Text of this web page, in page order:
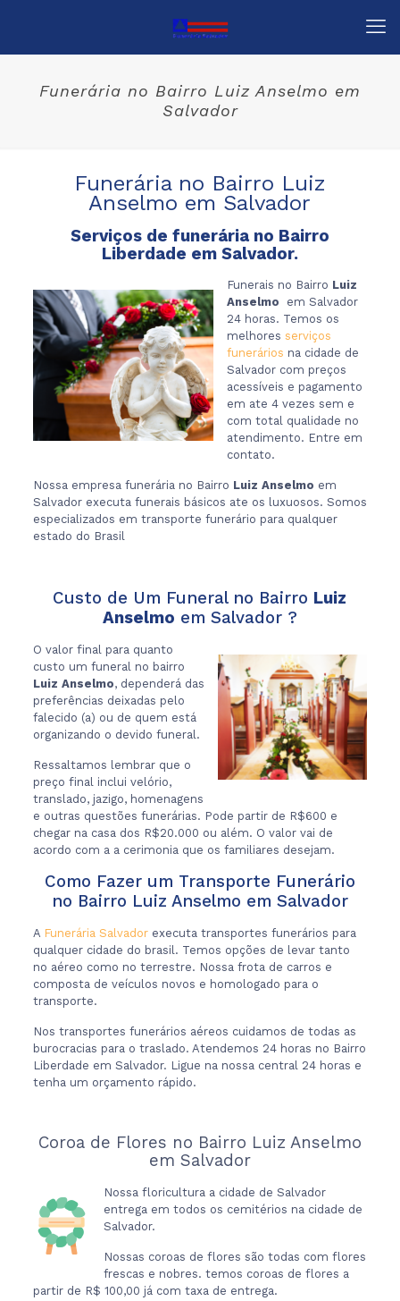
Funerária no Bairro Luiz Anselmo em
Salvador
Funerária no Bairro Luiz
Anselmo em Salvador
Serviços de funerária no Bairro
Liberdade em Salvador.
Funerais no Bairro Luiz
Anselmo em Salvador
24 horas. Temos os
melhores serviços
funerários na cidade de
Salvador com preços
acessíveis e pagamento
em ate 4 vezes sem e
com total qualidade no
atendimento. Entre em
contato.
Nossa empresa funerária no Bairro Luiz Anselmo em
Salvador executa funerais básicos ate os luxuosos. Somos
especializados em transporte funerário para qualquer
estado do Brasil
Custo de Um Funeral no Bairro Luiz
Anselmo em Salvador ?
O valor final para quanto
custo um funeral no bairro
Luiz Anselmo, dependerá das
preferências deixadas pelo
falecido (a) ou de quem está
organizando o devido funeral.
Ressaltamos lembrar que o
preço final inclui velório,
translado, jazigo, homenagens
e outras questões funerárias. Pode partir de R$600 e
chegar na casa dos R$20.000 ou além. O valor vai de
acordo com a a cerimonia que os familiares desejam.
Como Fazer um Transporte Funerário
no Bairro Luiz Anselmo em Salvador
A Funerária Salvadorexecuta transportes funerários para
qualquer cidade do brasil. Temos opções de levar tanto
no aéreo como no terrestre. Nossa frota de carros e
composta de veículos novos e homologado para o
transporte.
Nos transportes funerários aéreos cuidamos de todas as
burocracias para o traslado. Atendemos 24 horas no Bairro
Liberdade em Salvador. Ligue na nossa central 24 horas e
tenha um orçamento rápido.
Coroa de Flores no Bairro Luiz Anselmo
em Salvador
Nossa floricultura a cidade de Salvador
entrega em todos os cemitérios na cidade de
Salvador.
Nossas coroas de flores são todas com flores
frescas e nobres. temos coroas de flores a
partir de R$ 100,00 já com taxa de entrega.